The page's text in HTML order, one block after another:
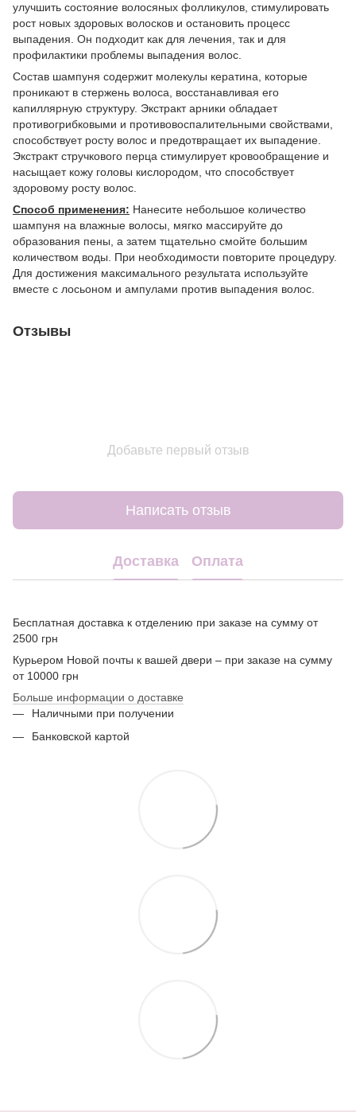
улучшить состояние волосяных фолликулов, стимулировать
рост новых здоровых волосков и остановить процесс
выпадения. Он подходит как для лечения, так и для
профилактики проблемы выпадения волос.
Состав шампуня содержит молекулы кератина, которые
проникают в стержень волоса, восстанавливая его
капиллярную структуру. Экстракт арники обладает
противогрибковыми и противовоспалительными свойствами,
способствует росту волос и предотвращает их выпадение.
Экстракт стручкового перца стимулирует кровообращение и
насыщает кожу головы кислородом, что способствует
здоровому росту волос.
Способ применения: Нанесите небольшое количество
шампуня на влажные волосы, мягко массируйте до
образования пены, а затем тщательно смойте большим
количеством воды. При необходимости повторите процедуру.
Для достижения максимального результата используйте
вместе с лосьоном и ампулами против выпадения волос.
Отзывы
Добавьте первый отзыв
Написать отзыв
Доставка Оплата
Бесплатная доставка к отделению при заказе на сумму от
2500 грн
Курьером Новой почты к вашей двери – при заказе на сумму
от 10000 грн
Больше информации о доставке
Наличными при получении
Банковской картой